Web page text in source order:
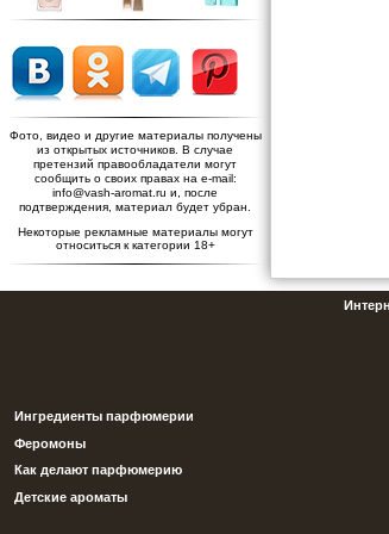
Фото, видео и другие материалы получены
из открытых источников. В случае
претензий правообладатели могут
сообщить о своих правах на e-mail:
info@vash-aromat.ru и, после
подтверждения, материал будет убран.
Некоторые рекламные материалы могут
относиться к категории 18+
Ингредиенты парфюмерии
Феромоны
Как делают парфюмерию
Детские ароматы